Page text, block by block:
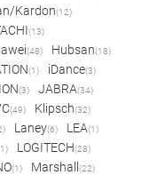
Kardon(12)
(13)
(48) Hubsan(18)
(1) iDance(3)
ION(3) JABRA(34)
(49) Klipsch(32)
Laney(6) LEA(1)
LOGITECH(28)
(1) Marshall (22)